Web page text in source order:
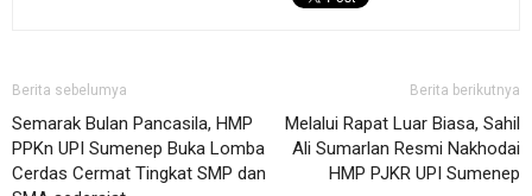
Berita sebelumya
Semarak Bulan Pancasila, HMP
PPKn UPI Sumenep Buka Lomba
Cerdas Cermat Tingkat SMP dan
Berita berikutnya
Melalui Rapat Luar Biasa, Sahil
Ali Sumarlan Resmi Nakhodai
HMP PJKR UPI Sumenep